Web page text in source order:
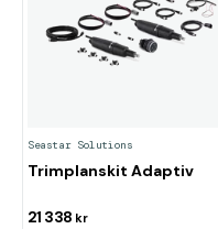
Seastar Solutions
Trimplanskit Adaptiv
21 338 kr